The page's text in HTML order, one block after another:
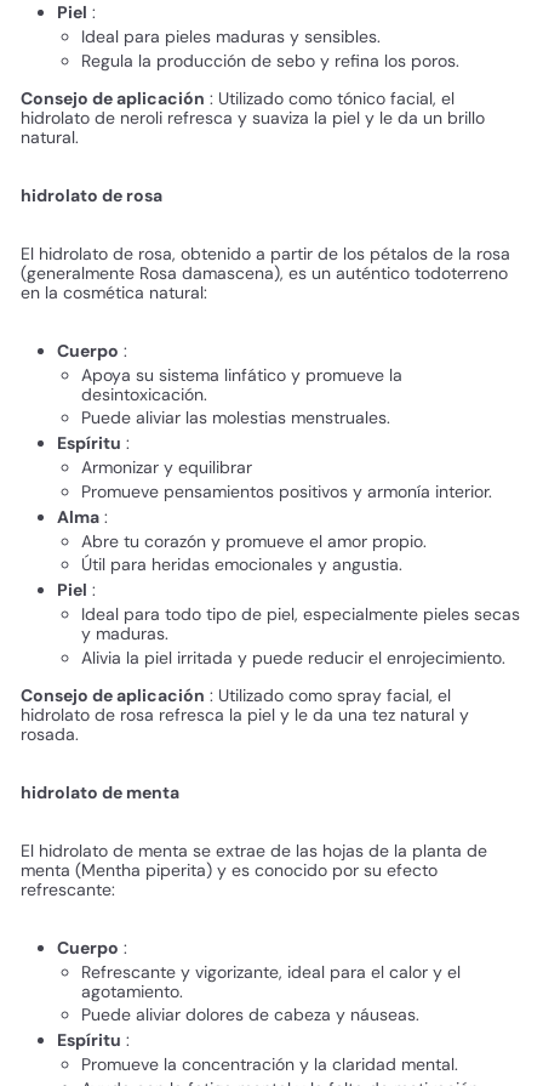
Piel :
Ideal para pieles maduras y sensibles.
Regula la producción de sebo y refina los poros.
Consejo de aplicación : Utilizado como tónico facial, el
hidrolato de neroli refresca y suaviza la piel y le da un brillo
natural.
hidrolato de rosa
El hidrolato de rosa, obtenido a partir de los pétalos de la rosa
(generalmente Rosa damascena), es un auténtico todoterreno
en la cosmética natural:
Cuerpo :
Apoya su sistema linfático y promueve la
desintoxicación.
Puede aliviar las molestias menstruales.
Espíritu :
Armonizar y equilibrar
Promueve pensamientos positivos y armonía interior.
Alma :
Abre tu corazón y promueve el amor propio.
Útil para heridas emocionales y angustia.
Piel :
Ideal para todo tipo de piel, especialmente pieles secas
y maduras.
Alivia la piel irritada y puede reducir el enrojecimiento.
Consejo de aplicación : Utilizado como spray facial, el
hidrolato de rosa refresca la piel y le da una tez natural y
rosada.
hidrolato de menta
El hidrolato de menta se extrae de las hojas de la planta de
menta (Mentha piperita) y es conocido por su efecto
refrescante:
Cuerpo :
Refrescante y vigorizante, ideal para el calor y el
agotamiento.
Puede aliviar dolores de cabeza y náuseas.
Espíritu :
Promueve la concentración y la claridad mental.